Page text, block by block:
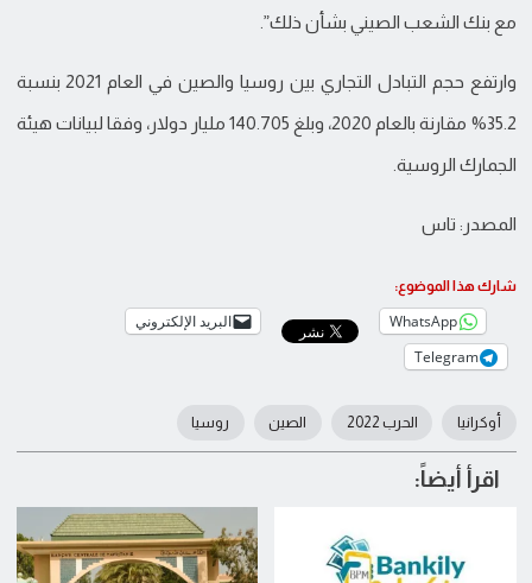
مع بنك الشعب الصيني بشأن ذلك”.
وارتفع حجم التبادل التجاري بين روسيا والصين في العام 2021 بنسبة
35.2% مقارنة بالعام 2020، وبلغ 140.705 مليار دولار، وفقا لبيانات هيئة
الجمارك الروسية.
المصدر: تاس
شارك هذا الموضوع:
WhatsApp
البريد الإلكتروني
Telegram
أوكرانيا الحرب 2022 الصين روسيا
اقرأ أيضاً: